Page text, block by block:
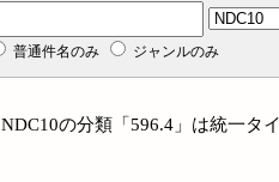
普通件名のみ ジャンルのみ
NDC10の分類「596.4」は統一タ